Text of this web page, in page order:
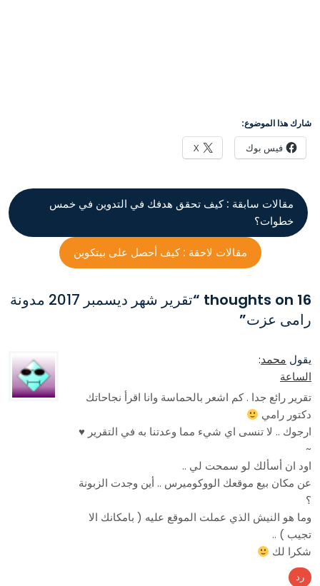
شارك هذا الموضوع:
فيس بوك X
مقالات سابقة : كيف تحقق هدفك في التدوين في خمس
خطوات؟
مقالات لاحقة : كيف أحصل على بيتكوين
16 thoughts on “
تقرير شهر ديسمبر 2017 مدونة
رامى عزت”
يقول محمد:
الساعة
تقرير رائع جدا . كم اشعر بالحماسة وانا اقرأ نجاحاتك
دكتور رامي
ارجوك .. لا تنسى اي شيء مما وعدتنا به في التقرير ♥
~
اود ان أسألك لو سمحت لي ..
عن مكان بيع موقعك الووكوميرس .. أين وجدت الزبونة
؟
وما هو النيش الذي عملت الموقع عليه ( بامكانك الا
تجيب ) ..
شكرا لك
رد